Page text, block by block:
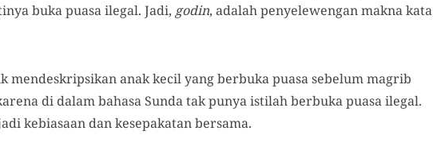
buka puasa ilegal. Jadi, godin, adalah penyelewengan makna kata
mendeskripsikan anak kecil yang berbuka puasa sebelum magrib
di dalam bahasa Sunda tak punya istilah berbuka puasa ilegal.
kebiasaan dan kesepakatan bersama.